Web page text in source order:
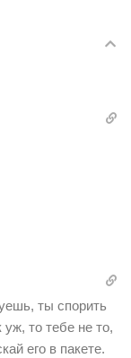
ты спорить
уж, то тебе не то,
его в пакете.